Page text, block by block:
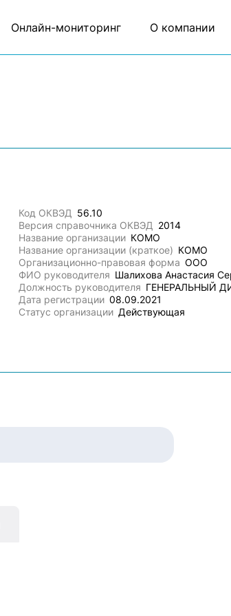
Онлайн-мониторинг О компании
Код ОКВЭД 56.10
Версия справочника ОКВЭД 2014
Название организации КОМО
Название организации (краткое) КОМО
Организационно-правовая форма ООО
ФИО руководителя Шалихова Анастасия
Должность руководителя ГЕНЕРАЛЬНЫЙ
Дата регистрации 08.09.2021
Статус организации Действующая